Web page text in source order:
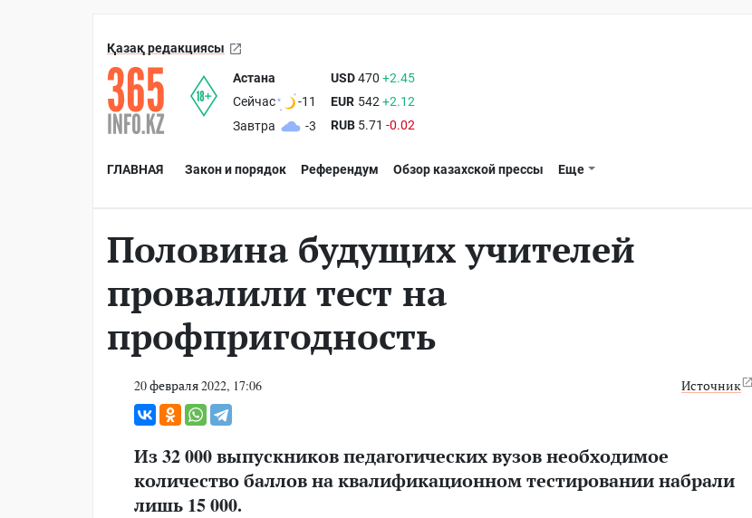
Қазақ редакциясы
Астана
Сейчас
-11
Завтра
-3
USD470 +2.45
EUR 542 +2.12
RUB 5.71 -0.02
ГЛАВНАЯ Закон и порядок Референдум Обзор казахской прессы Еще
Половина будущих учителей
провалили тест на
профпригодность
20 февраля 2022, 17:06 Источник
Из 32 000 выпускников педагогических вузов необходимое
количество баллов на квалификационном тестировании набрали
лишь 15 000.